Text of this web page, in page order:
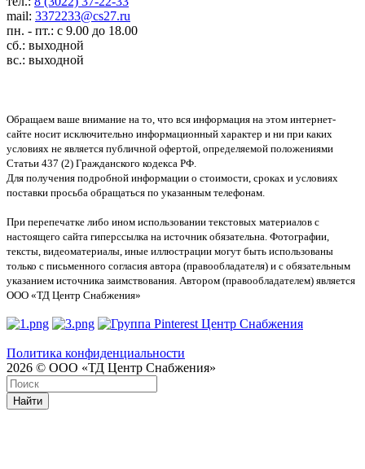
mail: 3372233@cs27.ru
пн. - пт.: с 9.00 до 18.00
сб.: выходной
вс.: выходной
Обращаем ваше внимание на то, что вся информация на этом интернет-
сайте носит исключительно информационный характер и ни при каких
условиях не является публичной офертой, определяемой положениями
Статьи 437 (2) Гражданского кодекса РФ.
Для получения подробной информации о стоимости, сроках и условиях
поставки просьба обращаться по указанным телефонам.
При перепечатке либо ином использовании текстовых материалов с
настоящего сайта гиперссылка на источник обязательна. Фотографии,
тексты, видеоматериалы, иные иллюстрации могут быть использованы
только с письменного согласия автора (правообладателя) и с обязательным
указанием источника заимствования. Автором (правообладателем) является
ООО «ТД Центр Снабжения»
Политика конфиденциальности
2026 © ООО «ТД Центр Снабжения»
Найти